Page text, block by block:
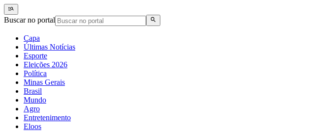
Buscar no portal
Capa
Últimas Notícias
Esporte
Eleições 2026
Política
Minas Gerais
Brasil
Mundo
Agro
Entretenimento
Eloos